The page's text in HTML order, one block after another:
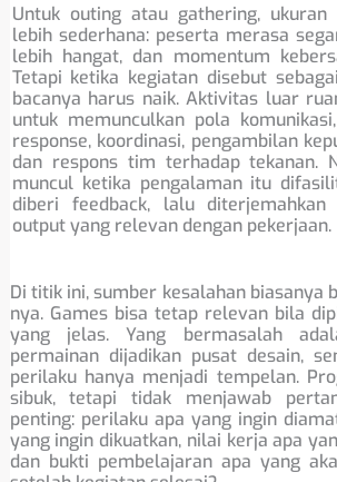
Untuk outing atau gathering, ukuran
lebih sederhana: peserta merasa
lebih hangat, dan momentum
Tetapi ketika kegiatan disebut
bacanya harus naik. Aktivitas luar
untuk memunculkan pola
response, koordinasi, pengambilan
dan respons tim terhadap tekanan.
muncul ketika pengalaman itu
diberi feedback, lalu
output yang relevan dengan pekerjaan.
Di titik ini, sumber kesalahan biasanya
nya. Games bisa tetap relevan bila
yang jelas. Yang bermasalah
permainan dijadikan pusat desain,
perilaku hanya menjadi tempelan.
sibuk, tetapi tidak menjawab
penting: perilaku apa yang ingin
yang ingin dikuatkan, nilai kerja apa
dan bukti pembelajaran apa yang